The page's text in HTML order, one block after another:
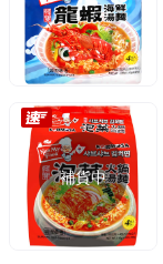
補貨中